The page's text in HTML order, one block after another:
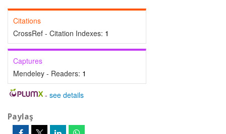
Citations
CrossRef - Citation Indexes: 1
Captures
Mendeley - Readers: 1
- see details
Paylaş